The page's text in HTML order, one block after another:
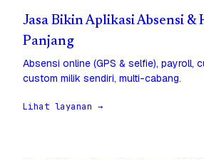
Jasa Bikin Aplikasi Absensi &
Panjang
Absensi online (GPS & selfie), payroll,
custom milik sendiri, multi-cabang.
Lihat layanan →